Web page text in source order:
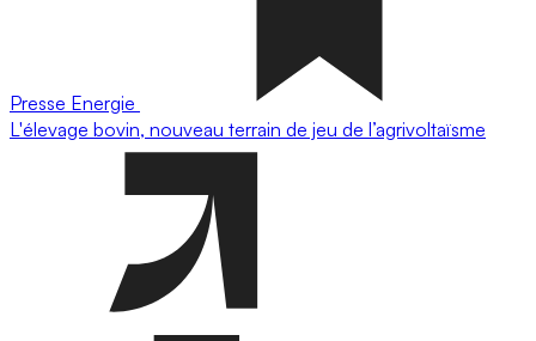
Presse Energie
L'élevage bovin, nouveau terrain de jeu de l’agrivoltaïsme